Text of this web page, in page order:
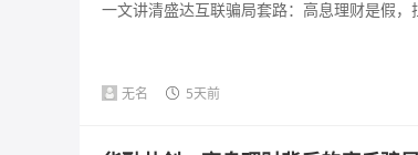
一文讲清盛达互联骗局套路：高息理财是假
无名 5天前